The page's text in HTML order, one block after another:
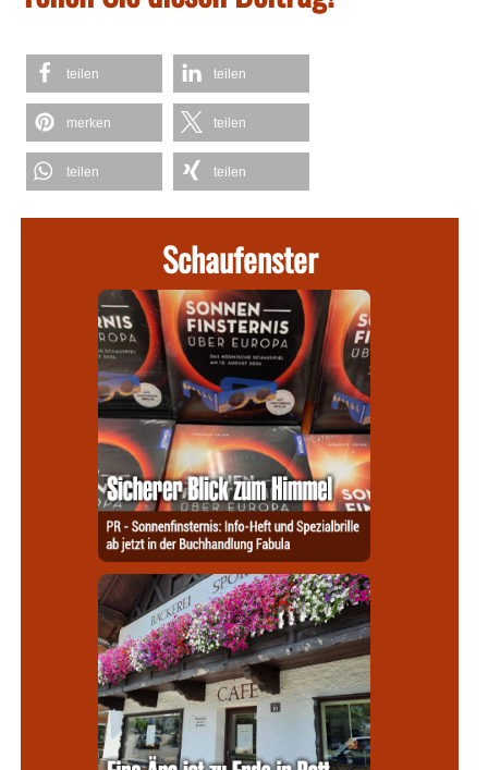
teilen teilen
merken teilen
teilen teilen
Schaufenster